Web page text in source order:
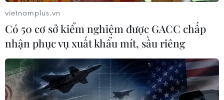
vietnamplus.vn
Có 50 cơ sở kiểm nghiệm được GACC chấp
nhận phục vụ xuất khẩu mít, sầu riêng